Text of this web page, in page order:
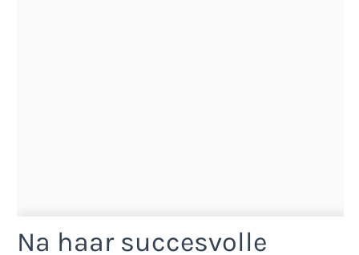
Na haar succesvolle